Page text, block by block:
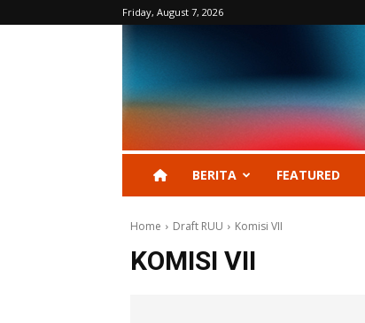
Friday, August 7, 2026
BERITA FEATURED
Home Draft RUU Komisi VII
KOMISI VII